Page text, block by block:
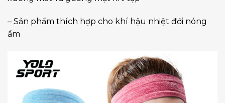
– Sản phẩm thích hợp cho khí hậu nhiệt đới nóng
ẩm